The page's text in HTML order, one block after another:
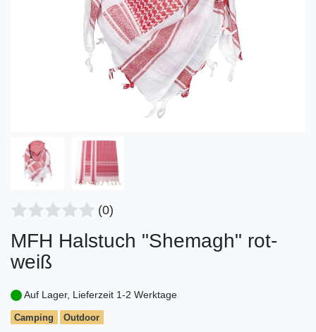
(0)
MFH Halstuch "Shemagh" rot-
weiß
Auf Lager, Lieferzeit 1-2 Werktage
Camping Outdoor